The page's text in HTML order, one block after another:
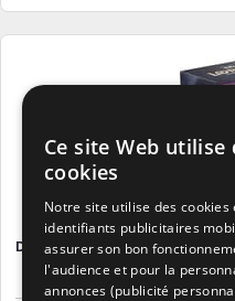
Ce site Web utilise
cookies
Notre site utilise des cookies
identifiants publicitaires
assurer son bon
l'audience et pour la
annonces (publicité